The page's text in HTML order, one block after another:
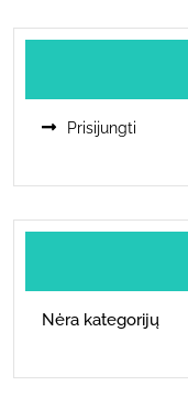
Prisijungti
Nėra kategorijų